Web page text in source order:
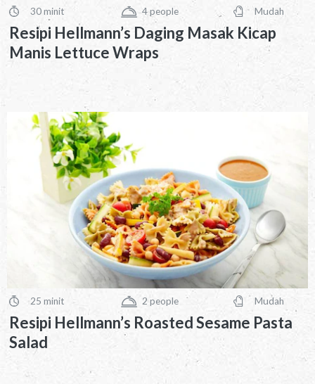
Resipi Hellmann’s Daging Masak Kicap
Manis Lettuce Wraps
PreparationTime
30 minit Servings
4 people Difficulty
Mudah
Resipi Hellmann’s Roasted Sesame Pasta
Salad
PreparationTime
25 minit Servings
2 people Difficulty
Mudah